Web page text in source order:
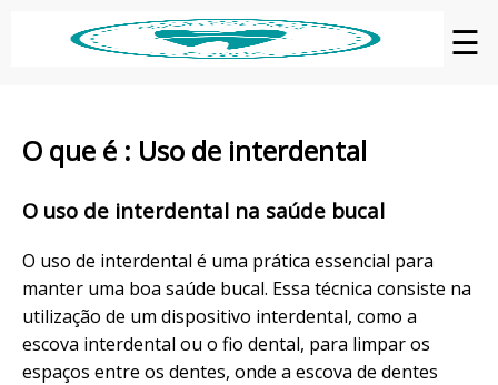
☰
O que é : Uso de interdental
O uso de interdental na saúde bucal
O uso de interdental é uma prática essencial para
manter uma boa saúde bucal. Essa técnica consiste na
utilização de um dispositivo interdental, como a
escova interdental ou o fio dental, para limpar os
espaços entre os dentes, onde a escova de dentes